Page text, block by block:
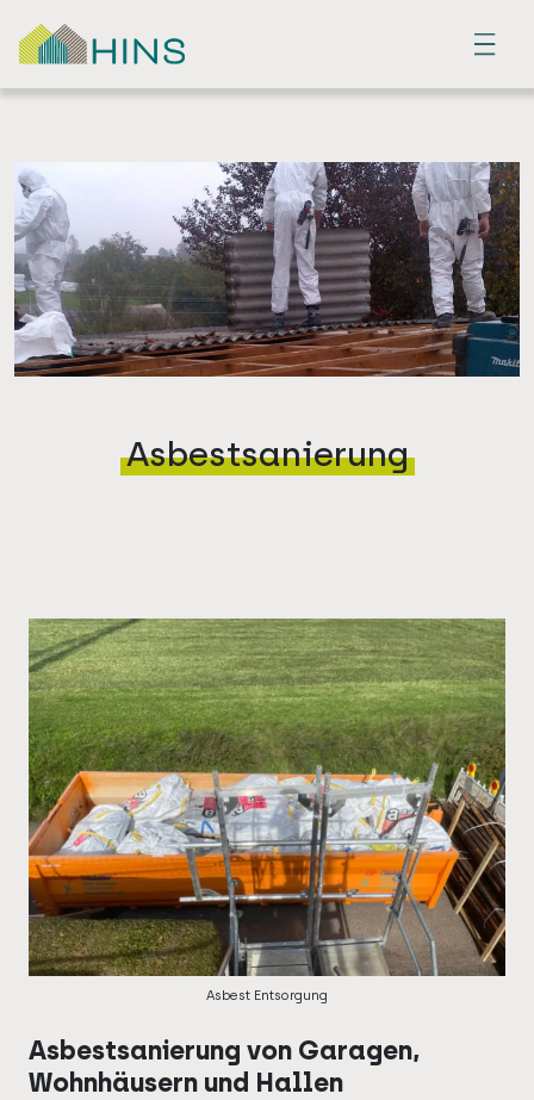
Menu
Asbestsanierung
Asbest Entsorgung
Asbestsanierung von Garagen,
Wohnhäusern und Hallen